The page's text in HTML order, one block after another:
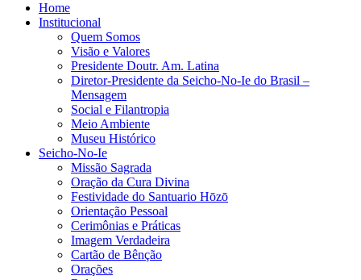
Home
Institucional
Quem Somos
Visão e Valores
Presidente Doutr. Am. Latina
Diretor-Presidente da Seicho-No-Ie do Brasil –
Mensagem
Social e Filantropia
Meio Ambiente
Museu Histórico
Seicho-No-Ie
Missão Sagrada
Oração da Cura Divina
Festividade do Santuario Hōzō
Orientação Pessoal
Cerimônias e Práticas
Imagem Verdadeira
Cartão de Bênção
Orações